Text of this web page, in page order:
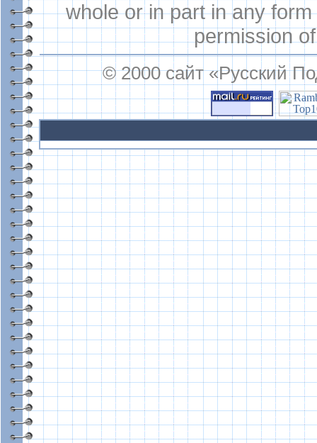
whole or in part in any
permission
© 2000 сайт «Русский